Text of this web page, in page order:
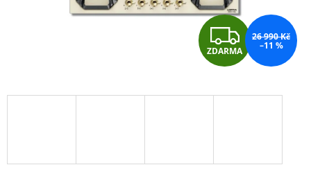
Z
D
A
ZDARMA
26 990 Kč
–11 %